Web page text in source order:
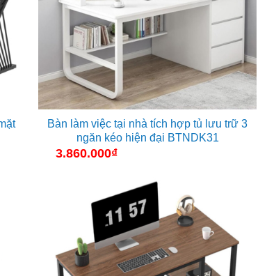
Bàn làm việc tại nhà tích hợp tủ lưu trữ 3
ngăn kéo hiện đại BTNDK31
3.860.000₫